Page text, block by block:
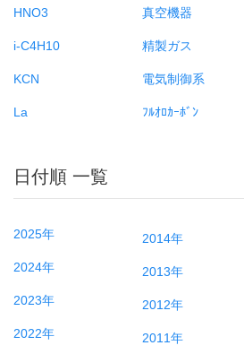
HNO3
i-C4H10
KCN
La
真空機器
精製ガス
電気制御系
ﾌﾙｵﾛｶｰﾎﾞﾝ
日付順 一覧
2025年
2024年
2023年
2022年
2014年
2013年
2012年
2011年